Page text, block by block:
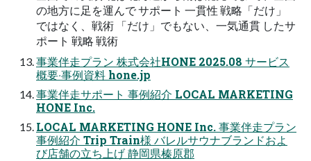
の地⽅に⾜を運んで サポート ⼀貫性 戦略「だけ」
ではなく、戦術 「だけ」でもない、⼀気通貫 したサ
ポート 戦略 戦術
事業伴⾛プラン 株式会社HONE 2025.08 サービス
概要‧事例資料 hone.jp
事業伴⾛サポート 事例紹介 LOCAL MARKETING
HONE Inc.
LOCAL MARKETING HONE Inc. 事業伴⾛プラン
事例紹介 Trip Train様 バレルサウナブランドおよ
び店舗の⽴ち上げ 静岡県榛原郡